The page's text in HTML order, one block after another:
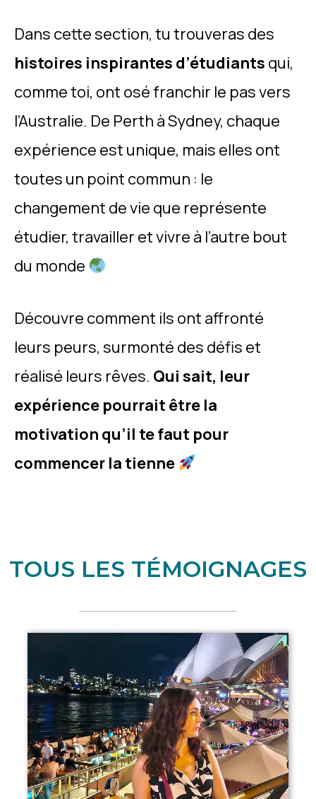
Dans cette section, tu trouveras des
histoires inspirantes d’étudiants qui,
comme toi, ont osé franchir le pas vers
l’Australie. De Perth à Sydney, chaque
expérience est unique, mais elles ont
toutes un point commun : le
changement de vie que représente
étudier, travailler et vivre à l’autre bout
du monde
Découvre comment ils ont affronté
leurs peurs, surmonté des défis et
réalisé leurs rêves. Qui sait, leur
expérience pourrait être la
motivation qu’il te faut pour
commencer la tienne
TOUS LES TÉMOIGNAGES